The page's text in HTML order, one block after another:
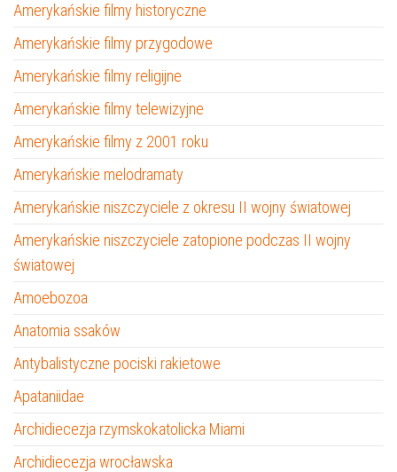
Amerykańskie filmy historyczne
Amerykańskie filmy przygodowe
Amerykańskie filmy religijne
Amerykańskie filmy telewizyjne
Amerykańskie filmy z 2001 roku
Amerykańskie melodramaty
Amerykańskie niszczyciele z okresu II wojny światowej
Amerykańskie niszczyciele zatopione podczas II wojny
światowej
Amoebozoa
Anatomia ssaków
Antybalistyczne pociski rakietowe
Apataniidae
Archidiecezja rzymskokatolicka Miami
Archidiecezja wrocławska